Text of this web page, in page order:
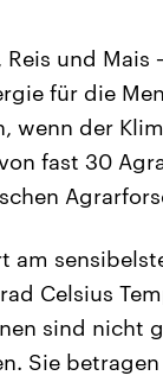
Reis und
für die
wenn der
fast 30
am
Celsius
sind nicht
Sie